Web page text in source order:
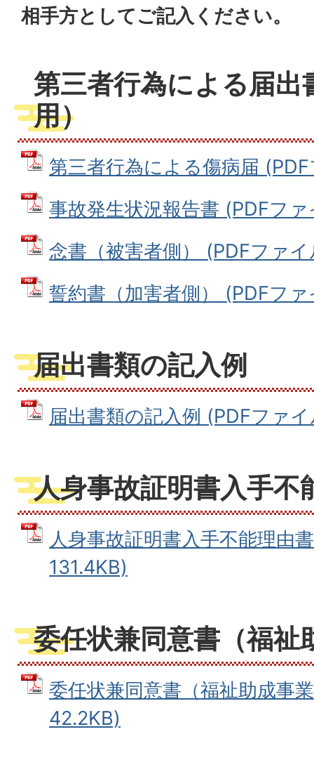
相手方としてご記入ください。
第三者行為による届出
用）
第三者行為による傷病届
事故発生状況報告書 (PDFフ
念書（被害者側） (PDFファ
誓約書（加害者側） (PDFフ
届出書類の記入例
届出書類の記入例 (PDFファ
人身事故証明書入手不
人身事故証明書入手不能理由
131.4KB)
委任状兼同意書（福祉
委任状兼同意書（福祉助成事
42.2KB)